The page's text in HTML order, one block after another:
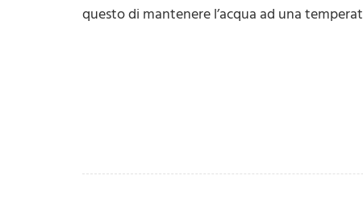
questo di mantenere l’acqua ad una